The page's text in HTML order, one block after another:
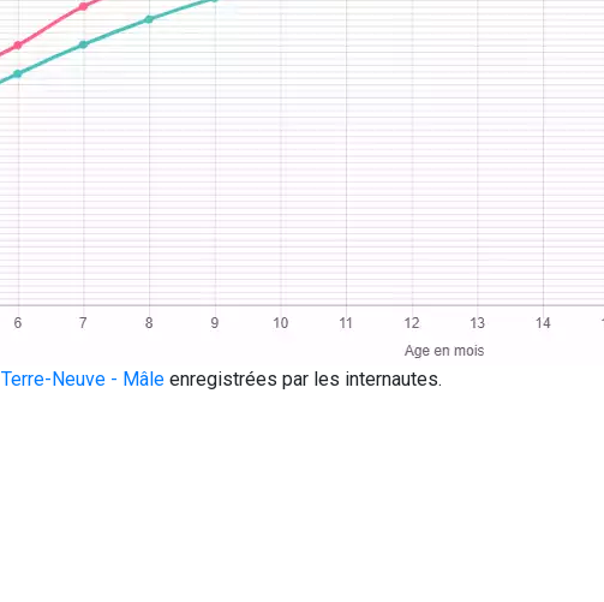
Terre-Neuve - Mâleenregistrées par les internautes.